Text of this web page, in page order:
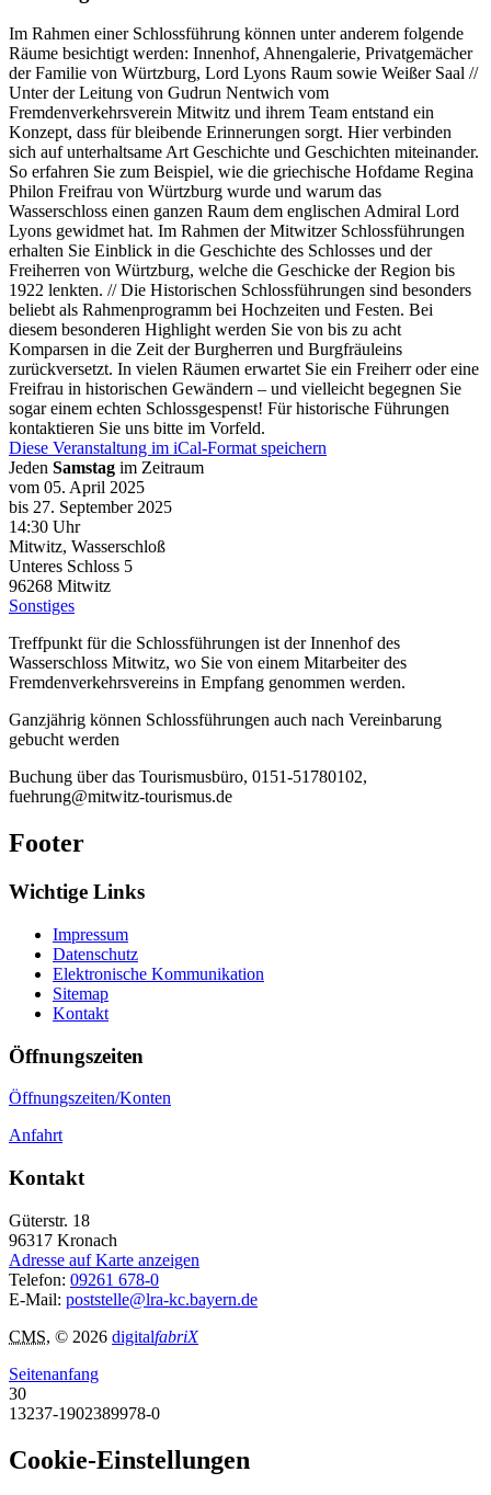
Im Rahmen einer Schlossführung können unter anderem folgende
Räume besichtigt werden: Innenhof, Ahnengalerie, Privatgemächer
der Familie von Würtzburg, Lord Lyons Raum sowie Weißer Saal //
Unter der Leitung von Gudrun Nentwich vom
Fremdenverkehrsverein Mitwitz und ihrem Team entstand ein
Konzept, dass für bleibende Erinnerungen sorgt. Hier verbinden
sich auf unterhaltsame Art Geschichte und Geschichten miteinander.
So erfahren Sie zum Beispiel, wie die griechische Hofdame Regina
Philon Freifrau von Würtzburg wurde und warum das
Wasserschloss einen ganzen Raum dem englischen Admiral Lord
Lyons gewidmet hat. Im Rahmen der Mitwitzer Schlossführungen
erhalten Sie Einblick in die Geschichte des Schlosses und der
Freiherren von Würtzburg, welche die Geschicke der Region bis
1922 lenkten. // Die Historischen Schlossführungen sind besonders
beliebt als Rahmenprogramm bei Hochzeiten und Festen. Bei
diesem besonderen Highlight werden Sie von bis zu acht
Komparsen in die Zeit der Burgherren und Burgfräuleins
zurückversetzt. In vielen Räumen erwartet Sie ein Freiherr oder eine
Freifrau in historischen Gewändern – und vielleicht begegnen Sie
sogar einem echten Schlossgespenst! Für historische Führungen
kontaktieren Sie uns bitte im Vorfeld.
Diese Veranstaltung im iCal-Format speichern
Jeden Samstag im Zeitraum
vom 05. April 2025
bis 27. September 2025
14:30 Uhr
Mitwitz, Wasserschloß
Unteres Schloss 5
96268 Mitwitz
Sonstiges
Treffpunkt für die Schlossführungen ist der Innenhof des
Wasserschloss Mitwitz, wo Sie von einem Mitarbeiter des
Fremdenverkehrsvereins in Empfang genommen werden.
Ganzjährig können Schlossführungen auch nach Vereinbarung
gebucht werden
Buchung über das Tourismusbüro, 0151-51780102,
fuehrung@mitwitz-tourismus.de
Footer
Wichtige Links
Impressum
Datenschutz
Elektronische Kommunikation
Sitemap
Kontakt
Öffnungszeiten
Öffnungszeiten/Konten
Anfahrt
Kontakt
Güterstr. 18
96317 Kronach
Adresse auf Karte anzeigen
Telefon: 09261 678-0
E-Mail: poststelle@lra-kc.bayern.de
CMS, © 2026 digitalfabriX
Seitenanfang
30
13237-1902389978-0
Cookie-Einstellungen